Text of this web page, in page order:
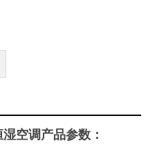
产品，产品总体设计合理，具有功
噪音低、运行安全等优点
湿空调产品参数：